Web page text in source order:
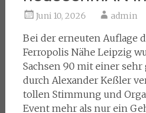
Juni 10, 2026 admin
Bei der erneuten Auflage
Ferropolis Nähe Leipzig
Sachsen 90 mit einer
durch Alexander Keßler
tollen Stimmung und
Event mehr als nur ein